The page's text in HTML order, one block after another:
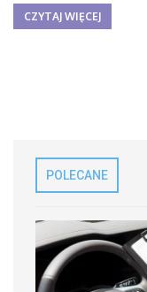
CZYTAJ WIĘCEJ
POLECANE